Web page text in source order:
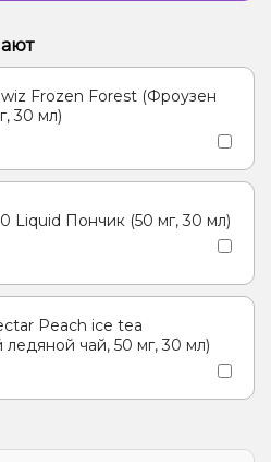
Ананас, Ментол/Эвкалипт
Frozen Forest (Фроузен
30 мл)
Liquid Пончик (50 мг, 30 мл)
Peach ice tea
чай, 50 мг, 30 мл)